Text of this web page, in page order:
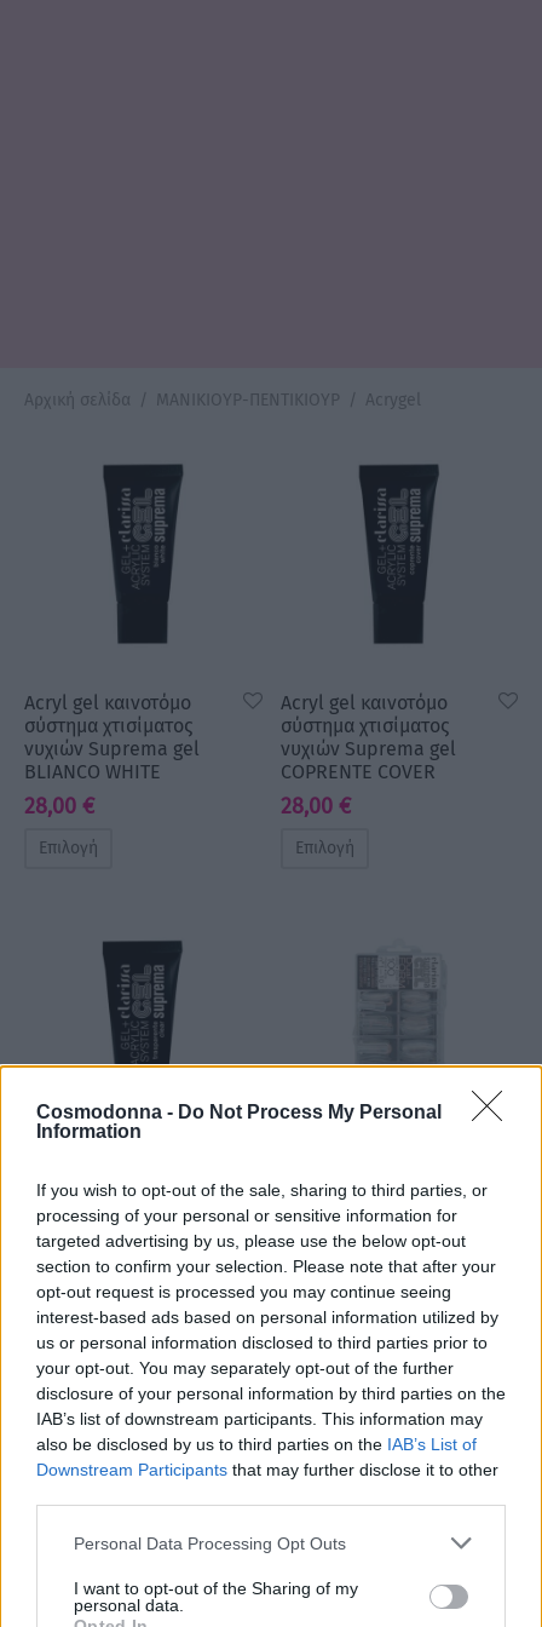
Cosmodonna - Do Not Process My Personal
Information
If you wish to opt-out of the sale, sharing to third parties, or
processing of your personal or sensitive information for
targeted advertising by us, please use the below opt-out
section to confirm your selection. Please note that after your
opt-out request is processed you may continue seeing
interest-based ads based on personal information utilized by
us or personal information disclosed to third parties prior to
your opt-out. You may separately opt-out of the further
disclosure of your personal information by third parties on the
IAB’s list of downstream participants. This information may
also be disclosed by us to third parties on the IAB’s List of
Downstream Participants that may further disclose it to other
Personal Data Processing Opt Outs
I want to opt-out of the Sharing of my
personal data.
Αρχική σελίδα / ΜΑΝΙΚΙΟΥΡ-ΠΕΝΤΙΚΙΟΥΡ / Acrygel
Acryl gel καινοτόμο
σύστημα χτισίματος
νυχιών Suprema gel
BLIANCO WHITE
28,00 €
Επιλογή
Acryl gel καινοτόμο
σύστημα χτισίματος
νυχιών Suprema gel
COPRENTE COVER
28,00 €
Επιλογή
Acryl gel καινοτόμο
σύστημα χτισίματος
νυχιών Suprema gel
TRASPARENTE CLEAR
28,00 €
Επιλογή
Dual Forms χτισίματος
νυχιών με acrylgel
Suprema
15,00€
Επιλογή